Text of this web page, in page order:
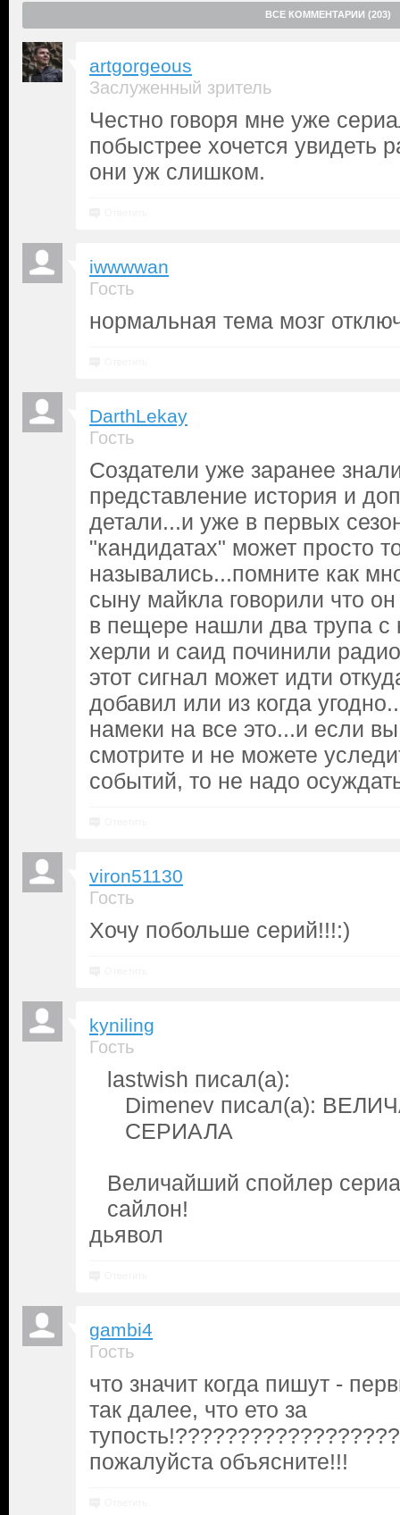
ВСЕ КОММЕНТАРИИ (203)
artgorgeous
Заслуженный зритель
Честно говоря мне уже
побыстрее хочется увидеть
они уж слишком.
iwwwwan
Гость
нормальная тема мозг
DarthLekay
Гость
Создатели уже заранее
представление история и
детали...и уже в первых
"кандидатах" может просто
назывались...помните как
сыну майкла говорили что
в пещере нашли два трупа с
херли и саид починили
этот сигнал может идти
добавил или из когда
намеки на все это...и если
смотрите и не можете
событий, то не надо
viron51130
Гость
Хочу побольше серий!!!:)
kyniling
Гость
lastwish писал(а):
Dimenev писал(а):
СЕРИАЛА
Величайший спойлер
сайлон!
дьявол
gambi4
Гость
что значит когда пишут -
так далее, что ето за
пожалуйста объясните!!!